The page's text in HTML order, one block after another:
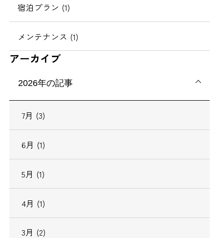
宿泊プラン (1)
メンテナンス (1)
アーカイブ
2026年の記事
7月 (3)
6月 (1)
5月 (1)
4月 (1)
3月 (2)